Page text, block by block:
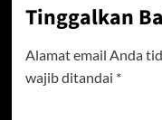
Tinggalkan
Alamat email Anda
wajib ditandai *